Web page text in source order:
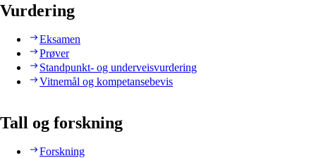
Vurdering
Eksamen
Prøver
Standpunkt- og underveisvurdering
Vitnemål og kompetansebevis
Tall og forskning
Forskning